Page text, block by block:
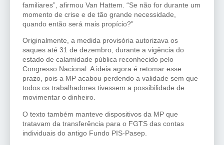
familiares”, afirmou Van Hattem. “Se não for durante um
momento de crise e de tão grande necessidade,
quando então será mais propício?”
Originalmente, a medida provisória autorizava os
saques até 31 de dezembro, durante a vigência do
estado de calamidade pública reconhecido pelo
Congresso Nacional. A ideia agora é retomar esse
prazo, pois a MP acabou perdendo a validade sem que
todos os trabalhadores tivessem a possibilidade de
movimentar o dinheiro.
O texto também manteve dispositivos da MP que
tratavam da transferência para o FGTS das contas
individuais do antigo Fundo PIS-Pasep.